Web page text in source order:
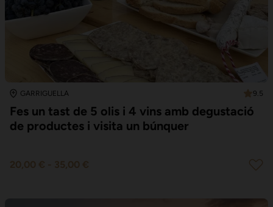
GARRIGUELLA 9.5
Fes un tast de 5 olis i 4 vins amb degustació
de productes i visita un búnquer